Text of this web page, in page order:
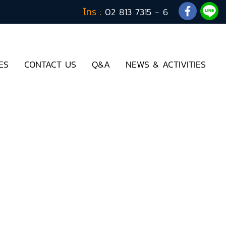
โทร : 02 813 7315 - 6
CONTACT US Q&A NEWS & ACTIVITIES